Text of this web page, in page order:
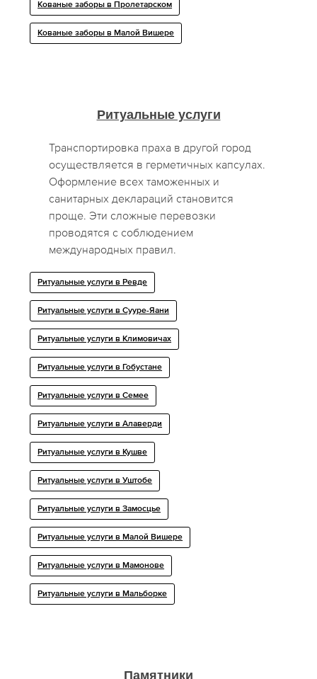
Кованые заборы в Пролетарском
Кованые заборы в Малой Вишере
Ритуальные услуги
Транспортировка праха в другой город
осуществляется в герметичных капсулах.
Оформление всех таможенных и
санитарных деклараций становится
проще. Эти сложные перевозки
проводятся с соблюдением
международных правил.
Ритуальные услуги в Ревде
Ритуальные услуги в Сууре-Яани
Ритуальные услуги в Климовичах
Ритуальные услуги в Гобустане
Ритуальные услуги в Семее
Ритуальные услуги в Алаверди
Ритуальные услуги в Кушве
Ритуальные услуги в Уштобе
Ритуальные услуги в Замосцье
Ритуальные услуги в Малой Вишере
Ритуальные услуги в Мамонове
Ритуальные услуги в Мальборке
Памятники